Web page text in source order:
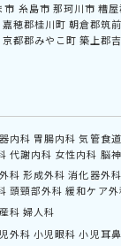
市 糸島市 那珂川市 糟
嘉穂郡桂川町 朝倉郡筑
京都郡みやこ町 築上郡
内科 胃腸内科 気管食
代謝内科 女性内科 脳
科 形成外科 消化器外科
頭頸部外科 緩和ケア外
産科 婦人科
外科 小児眼科 小児耳